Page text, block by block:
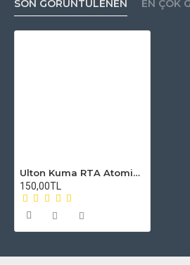
SON GÖRÜNTÜLENEN EN ÇOK
Ulton Kuma RTA Atomizer Camı
150,00TL